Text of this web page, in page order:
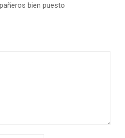
bien puesto